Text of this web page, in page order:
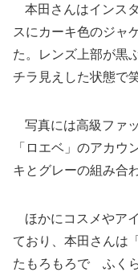
本田さんはインス
スにカーキ色のジャ
た。レンズ上部が黒
チラ見えした状態で
写真には高級ファ
「ロエベ」のアカ
キとグレーの組み合
ほかにコスメやア
ており、本田さんは
たもろもろで ふく